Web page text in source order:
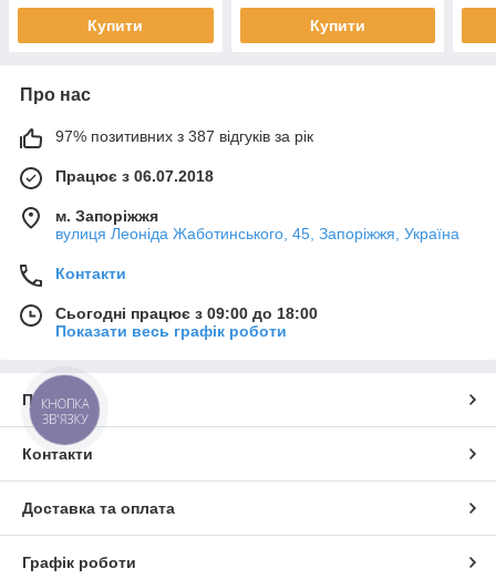
Купити Купити
Про нас
97% позитивних з 387 відгуків за рік
Працює з 06.07.2018
м. Запоріжжя
вулиця Леоніда Жаботинського, 45, Запоріжжя, Україна
Контакти
Сьогодні працює з 09:00 до 18:00
Показати весь графік роботи
Про нас
Контакти
Доставка та оплата
Графік роботи
КНОПКА
ЗВ'ЯЗКУ